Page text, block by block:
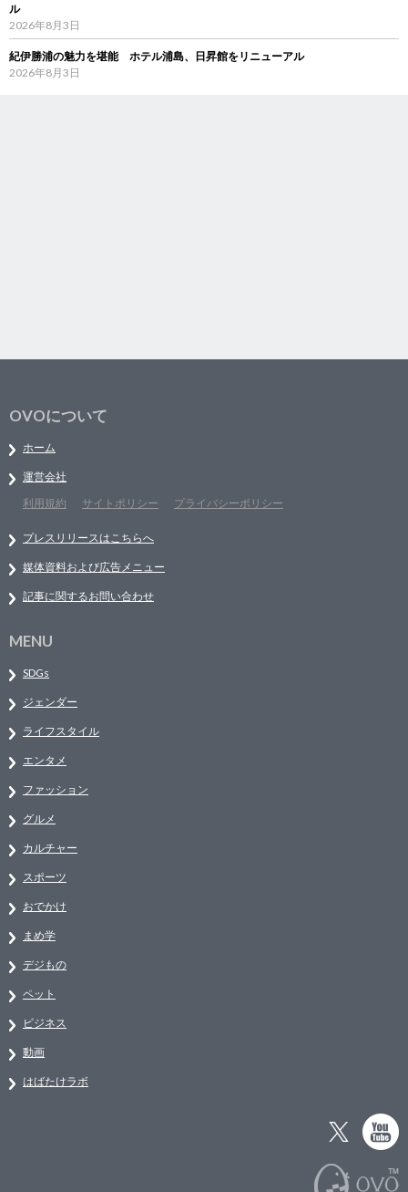
ル
2026年8月3日
紀伊勝浦の魅力を堪能 ホテル浦島、日昇館をリニューアル
2026年8月3日
OVOについて
ホーム
運営会社
利用規約
サイトポリシー プライバシーポリシー
プレスリリースはこちらへ
媒体資料および広告メニュー
記事に関するお問い合わせ
MENU
SDGs
ジェンダー
ライフスタイル
エンタメ
ファッション
グルメ
カルチャー
スポーツ
おでかけ
まめ学
デジもの
ペット
ビジネス
動画
はばたけラボ